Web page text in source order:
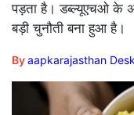
पड़ता है। डब्ल्यूएचओ के
बड़ी चुनौती बना हुआ है।
Byaapkarajasthan Desk